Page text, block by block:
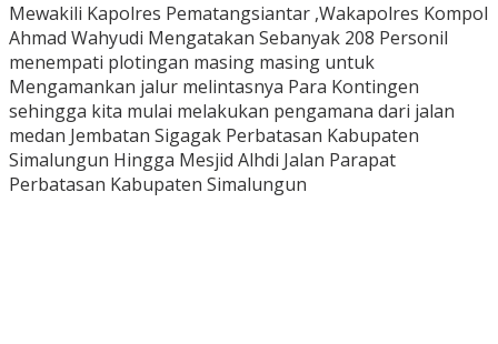
Mewakili Kapolres Pematangsiantar ,Wakapolres Kompol
Ahmad Wahyudi Mengatakan Sebanyak 208 Personil
menempati plotingan masing masing untuk
Mengamankan jalur melintasnya Para Kontingen
sehingga kita mulai melakukan pengamana dari jalan
medan Jembatan Sigagak Perbatasan Kabupaten
Simalungun Hingga Mesjid Alhdi Jalan Parapat
Perbatasan Kabupaten Simalungun